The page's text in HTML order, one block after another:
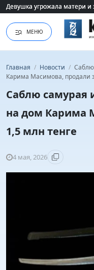
Девушка угрожала матери и
Девушка угрожала матери и
МЕНЮ
Главная / Новости / Саблю
Карима Масимова, продали
Саблю самурая
на дом Карима
1,5 млн тенге
4 мая, 2026